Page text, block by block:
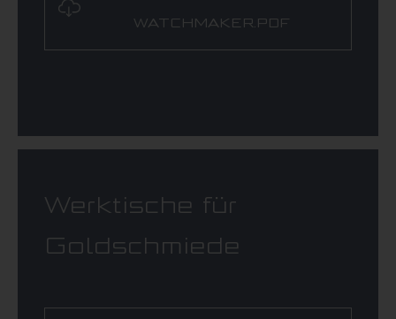
WATCHMAKER.PDF
Werktische für
Goldschmiede